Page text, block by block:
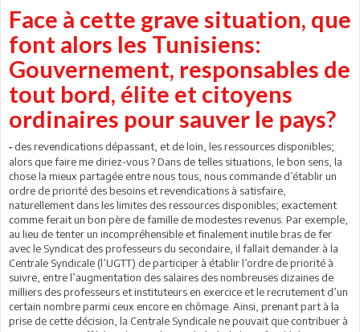
Face à cette grave situation, que
font alors les Tunisiens:
Gouvernement, responsables de
tout bord, élite et citoyens
ordinaires pour sauver le pays?
- des revendications dépassant, et de loin, les ressources disponibles;
alors que faire me diriez-vous ? Dans de telles situations, le bon sens, la
chose la mieux partagée entre nous tous, nous commande d’établir un
ordre de priorité des besoins et revendications à satisfaire,
naturellement dans les limites des ressources disponibles; exactement
comme ferait un bon père de famille de modestes revenus. Par exemple,
au lieu de tenter un incompréhensible et finalement inutile bras de fer
avec le Syndicat des professeurs du secondaire, il fallait demander à la
Centrale Syndicale (l’UGTT) de participer à établir l’ordre de priorité à
suivre, entre l’augmentation des salaires des nombreuses dizaines de
milliers des professeurs et instituteurs en exercice et le recrutement d’un
certain nombre parmi ceux encore en chômage. Ainsi, prenant part à la
prise de cette décision, la Centrale Syndicale ne pouvait que contribuer à